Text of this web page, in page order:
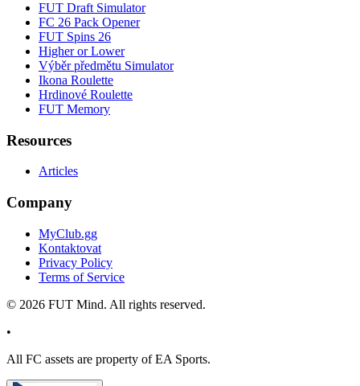
FUT Draft Simulator
FC 26 Pack Opener
FUT Spins 26
Higher or Lower
Výběr předmětu Simulator
Ikona Roulette
Hrdinové Roulette
FUT Memory
Resources
Articles
Company
MyClub.gg
Kontaktovat
Privacy Policy
Terms of Service
© 2026 FUT Mind. All rights reserved.
•
All FC assets are property of EA Sports.